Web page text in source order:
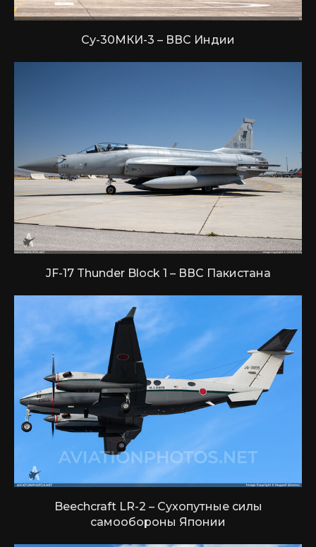
Су-30МКИ-3 – ВВС Индии
JF-17 Thunder Block 1 – ВВС Пакистана
Beechcraft LR-2 – Сухопутные силы
самообороны Японии